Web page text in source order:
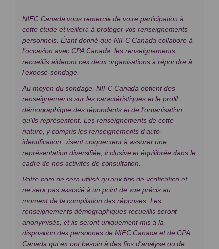
NIFC Canada vous remercie de votre participation à
cette étude et veillera à protéger vos renseignements
personnels. Étant donné que NIFC Canada collabore à
l’occasion avec CPA Canada, les renseignements
recueillis aideront ces deux organisations à répondre à
l’exposé-sondage.
Au moyen du sondage, NIFC Canada obtient des
renseignements sur les caractéristiques et le profil
démographique des répondants et de l’organisation
qu’ils représentent. Les renseignements de cette
nature, y compris les renseignements d’auto-
identification, visent uniquement à assurer une
représentation diversifiée, inclusive et équilibrée dans le
cadre de nos activités de consultation.
Votre nom ne sera utilisé qu’aux fins de vérification et
ne sera pas associé à un point de vue précis au
moment de la compilation des réponses. Les
renseignements démographiques recueillis seront
anonymisés, et ils seront uniquement mis à la
disposition des personnes de NIFC Canada et de CPA
Canada qui en ont besoin à des fins d’analyse ou de